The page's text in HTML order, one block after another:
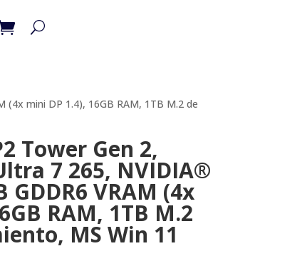
mini DP 1.4), 16GB RAM, 1TB M.2 de
Tower Gen 2,
7 265, NVIDIA®
GDDR6 VRAM (4x
RAM, 1TB M.2
MS Win 11